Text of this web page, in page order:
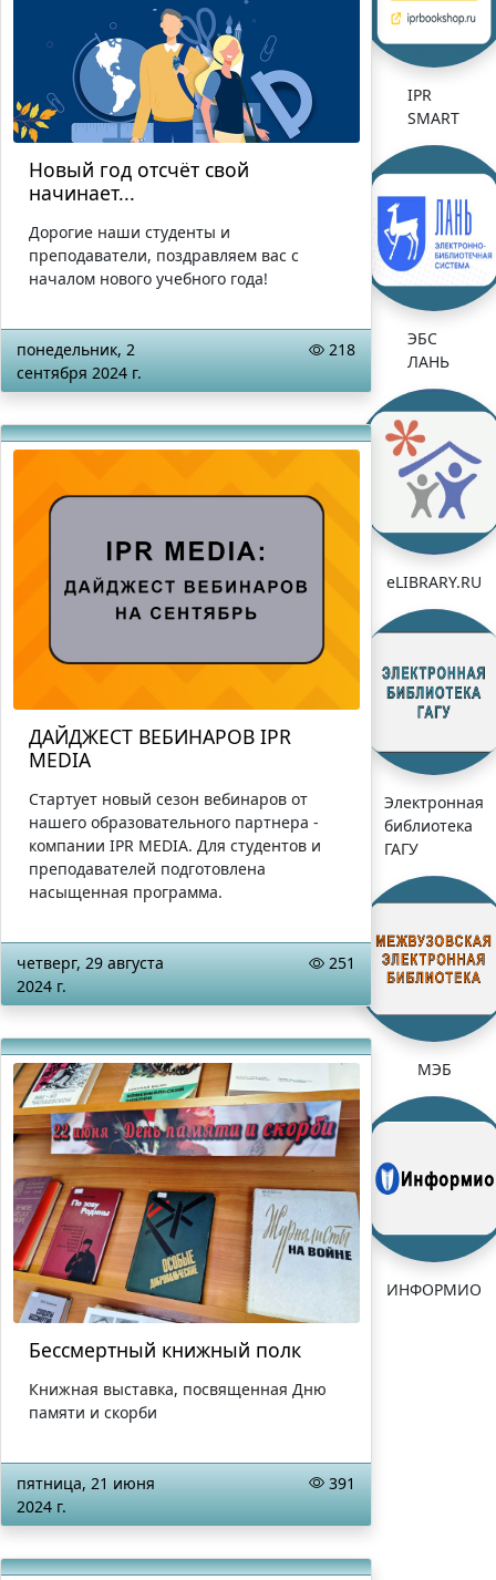
Новый год отсчёт свой
начинает...
Дорогие наши студенты и
преподаватели, поздравляем вас с
началом нового учебного года!
понедельник, 2
сентября 2024 г.
218
ДАЙДЖЕСТ ВЕБИНАРОВ IPR
MEDIA
Стартует новый сезон вебинаров от
нашего образовательного партнера -
компании IPR MEDIA. Для студентов и
преподавателей подготовлена
насыщенная программа.
четверг, 29 августа
2024 г.
251
Бессмертный книжный полк
Книжная выставка, посвященная Дню
памяти и скорби
пятница, 21 июня
2024 г.
391
IPR
SMART
ЭБС
ЛАНЬ
eLIBRARY.RU
Электронная
библиотека
ГАГУ
МЭБ
ИНФОРМИО